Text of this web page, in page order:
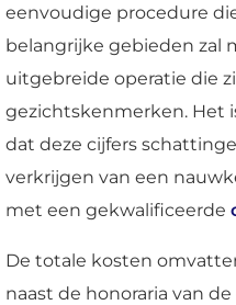
eenvoudige procedure
belangrijke gebieden zal
uitgebreide operatie die
gezichtskenmerken. Het
dat deze cijfers
verkrijgen van een
met een gekwalificeerde
De totale kosten
naast de honoraria van